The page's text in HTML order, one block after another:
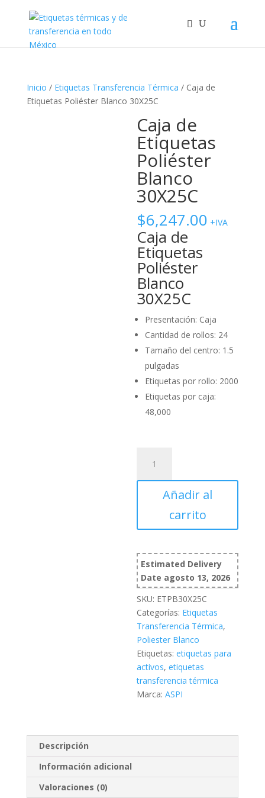
Inicio / Etiquetas Transferencia Térmica / Caja de
Etiquetas Poliéster Blanco 30X25C
Caja de
Etiquetas
Poliéster
Blanco
30X25C
$6,247.00 +IVA
Caja de
Etiquetas
Poliéster
Blanco
30X25C
Presentación: Caja
Cantidad de rollos: 24
Tamaño del centro: 1.5
pulgadas
Etiquetas por rollo: 2000
Etiquetas por caja:
48,000
Etiquetas
PoliésterAñadir al
carrito
Estimated Delivery
Date agosto 13, 2026
SKU: ETPB30X25C
Categorías: Etiquetas
Transferencia Térmica,
Poliester Blanco
Etiquetas:etiquetas para
activos,etiquetas
transferencia térmica
Marca:ASPI
Descripción
Información adicional
Valoraciones (0)